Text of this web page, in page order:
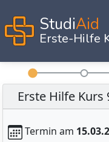
StudiAid
Erste-Hilfe
Erste Hilfe Kurs
Termin am